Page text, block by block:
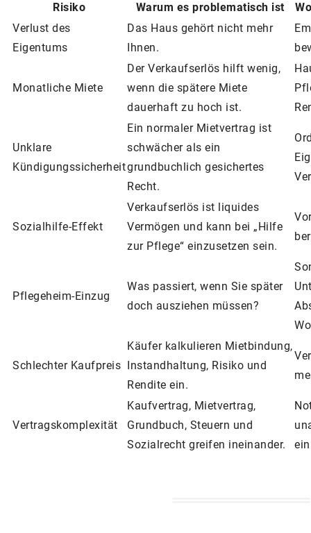
Risiko Warum es problematisch ist
Verlust des
Eigentums
Das Haus gehört nicht mehr
Ihnen.
Monatliche Miete
Der Verkaufserlös hilft wenig,
wenn die spätere Miete
dauerhaft zu hoch ist.
Unklare
Kündigungssicherheit
Ein normaler Mietvertrag ist
schwächer als ein
grundbuchlich gesichertes
Recht.
Sozialhilfe-Effekt
Verkaufserlös ist liquides
Vermögen und kann bei „Hilfe
zur Pflege“ einzusetzen sein.
Pflegeheim-Einzug
Was passiert, wenn Sie später
doch ausziehen müssen?
Schlechter Kaufpreis
Käufer kalkulieren Mietbindung,
Instandhaltung, Risiko und
Rendite ein.
Vertragskomplexität
Kaufvertrag, Mietvertrag,
Grundbuch, Steuern und
Sozialrecht greifen ineinander.